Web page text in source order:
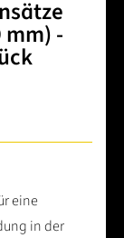
mm) -
eine
in der